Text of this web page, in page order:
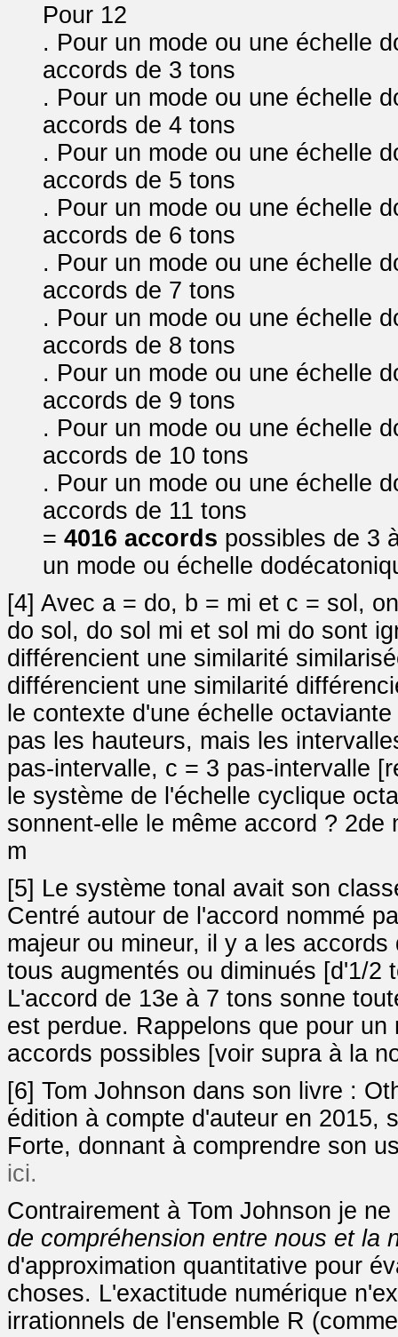
Pour 12
. Pour un mode ou une échelle
accords de 3 tons
. Pour un mode ou une échelle
accords de 4 tons
. Pour un mode ou une échelle
accords de 5 tons
. Pour un mode ou une échelle
accords de 6 tons
. Pour un mode ou une échelle
accords de 7 tons
. Pour un mode ou une échelle
accords de 8 tons
. Pour un mode ou une échelle
accords de 9 tons
. Pour un mode ou une échelle
accords de 10 tons
. Pour un mode ou une échelle
accords de 11 tons
= 4016 accords possibles de 3
un mode ou échelle
[4] Avec a = do, b = mi et c = sol,
do sol, do sol mi et sol mi do sont
différencient une similarité
différencient une similarité
le contexte d'une échelle
pas les hauteurs, mais les
pas-intervalle, c = 3 pas-intervalle
le système de l'échelle cyclique
sonnent-elle le même accord ?
m
[5] Le système tonal avait son
Centré autour de l'accord nommé
majeur ou mineur, il y a les
tous augmentés ou diminués [d'1/2
L'accord de 13e à 7 tons sonne
est perdue. Rappelons que pour
accords possibles [voir supra à la
[6] Tom Johnson dans son livre :
édition à compte d'auteur en 2015,
Forte, donnant à comprendre son
ici.
Contrairement à Tom Johnson je
de compréhension entre nous et la
d'approximation quantitative pour
choses. L'exactitude numérique
irrationnels de l'ensemble R